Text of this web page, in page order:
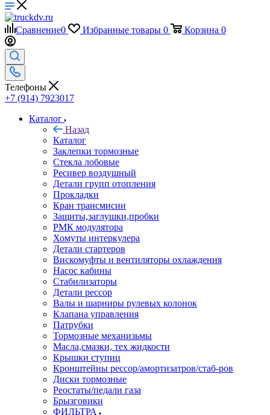
Сравнение0 Избранные товары 0 Корзина 0
Телефоны
+7 (914) 7923017
Каталог
Назад
Каталог
Заклепки тормозные
Стекла лобовые
Ресивер воздушный
Детали групп отопления
Прокладки
Кран трансмисии
Защиты,заглушки,пробки
РМК модулятора
Хомуты интеркулера
Детали стартеров
Вискомуфты и вентиляторы охлаждения
Насос кабины
Стабилизаторы
Детали рессор
Валы и шарниры рулевых колонок
Клапана управления
Патрубки
Тормозные механизьмы
Масла,смазки, тех жидкости
Крышки ступиц
Кронштейны рессор/амортизатров/стаб-ров
Диски тормозные
Реостаты/педали газа
Брызговики
ФИЛЬТРА